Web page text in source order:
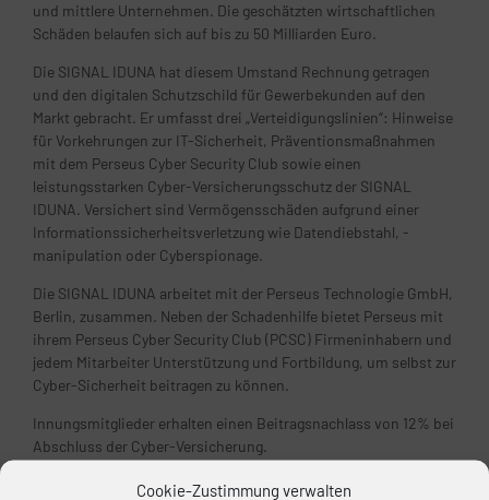
Cookie-Zustimmung verwalten
und mittlere Unternehmen. Die geschätzten wirtschaftlichen
Schäden belaufen sich auf bis zu 50 Milliarden Euro.
Die SIGNAL IDUNA hat diesem Umstand Rechnung getragen
und den digitalen Schutzschild für Gewerbekunden auf den
Markt gebracht. Er umfasst drei „Verteidigungslinien“: Hinweise
für Vorkehrungen zur IT-Sicherheit, Präventionsmaßnahmen
mit dem Perseus Cyber Security Club sowie einen
leistungsstarken Cyber-Versicherungsschutz der SIGNAL
IDUNA. Versichert sind Vermögensschäden aufgrund einer
Informationssicherheitsverletzung wie Datendiebstahl, -
manipulation oder Cyberspionage.
Die SIGNAL IDUNA arbeitet mit der Perseus Technologie GmbH,
Berlin, zusammen. Neben der Schadenhilfe bietet Perseus mit
ihrem Perseus Cyber Security Club (PCSC) Firmeninhabern und
jedem Mitarbeiter Unterstützung und Fortbildung, um selbst zur
Cyber-Sicherheit beitragen zu können.
Innungsmitglieder erhalten einen Beitragsnachlass von 12% bei
Abschluss der Cyber-Versicherung.